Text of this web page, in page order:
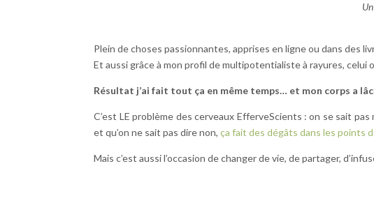
Plein de choses passionnantes, apprises en ligne ou dans des
Et aussi grâce à mon profil de multipotentialiste à rayures,
Résultat j’ai fait tout ça en même temps… et mon corps a
C’est LE problème des cerveaux EfferveScients : on se sait
et qu’on ne sait pas dire non,ça fait des dégâts dans les points
Mais c’est aussi l’occasion de changer de vie, de partager,